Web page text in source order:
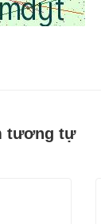
tương tự